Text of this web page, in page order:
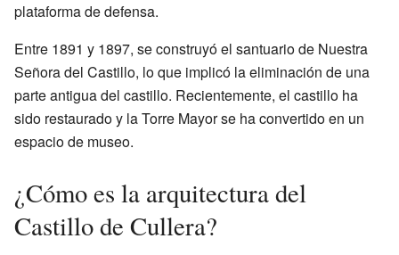
plataforma de defensa.
Entre 1891 y 1897, se construyó el santuario de Nuestra
Señora del Castillo, lo que implicó la eliminación de una
parte antigua del castillo. Recientemente, el castillo ha
sido restaurado y la Torre Mayor se ha convertido en un
espacio de museo.
¿Cómo es la arquitectura del
Castillo de Cullera?